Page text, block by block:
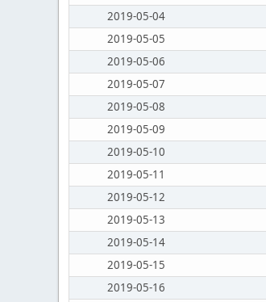
2019-05-04
2019-05-05
2019-05-06
2019-05-07
2019-05-08
2019-05-09
2019-05-10
2019-05-11
2019-05-12
2019-05-13
2019-05-14
2019-05-15
2019-05-16